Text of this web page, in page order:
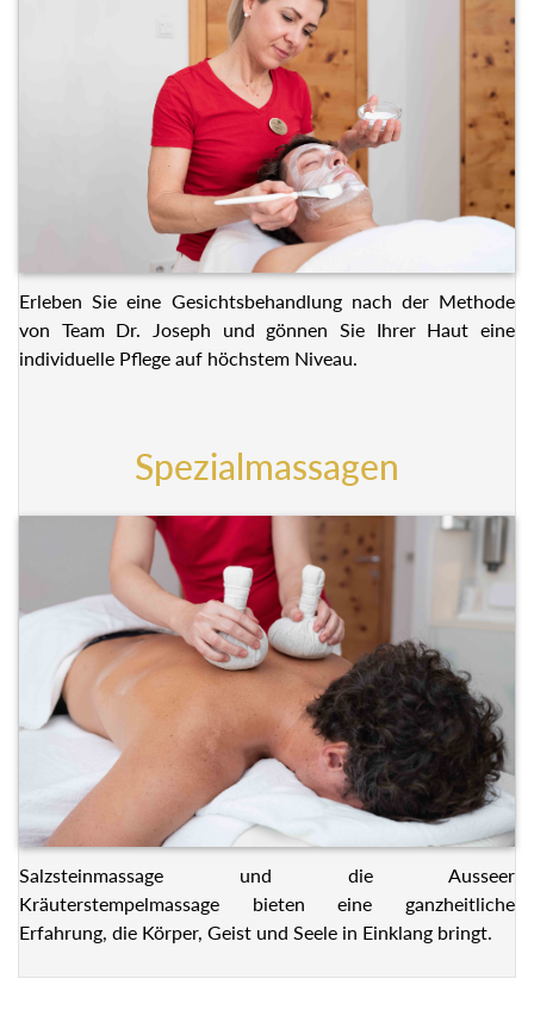
Erleben Sie eine Gesichtsbehandlung nach der Methode
von Team Dr. Joseph und gönnen Sie Ihrer Haut eine
individuelle Pflege auf höchstem Niveau.
Spezialmassagen
Salzsteinmassage und die Ausseer
Kräuterstempelmassage bieten eine ganzheitliche
Erfahrung, die Körper, Geist und Seele in Einklang bringt.